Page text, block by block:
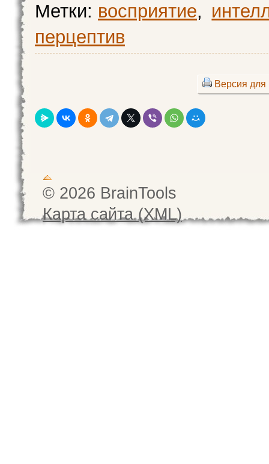
Метки: восприятие,
перцептив
Версия для
© 2026 BrainTools
Карта сайта (XML)